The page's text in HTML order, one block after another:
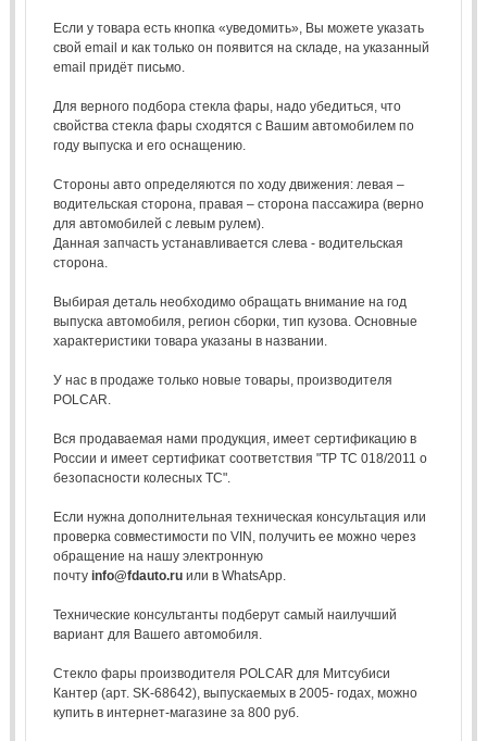
Если у товара есть кнопка «уведомить», Вы можете указать
свой email и как только он появится на складе, на указанный
email придёт письмо.
Для верного подбора стекла фары, надо убедиться, что
свойства стекла фары сходятся с Вашим автомобилем по
году выпуска и его оснащению.
Стороны авто определяются по ходу движения: левая –
водительская сторона, правая – сторона пассажира (верно
для автомобилей с левым рулем).
Данная запчасть устанавливается слева - водительская
сторона.
Выбирая деталь необходимо обращать внимание на год
выпуска автомобиля, регион сборки, тип кузова. Основные
характеристики товара указаны в названии.
У нас в продаже только новые товары, производителя
POLCAR.
Вся продаваемая нами продукция, имеет сертификацию в
России и имеет сертификат соответствия "ТР ТС 018/2011 о
безопасности колесных ТС".
Если нужна дополнительная техническая консультация или
проверка совместимости по VIN, получить ее можно через
обращение на нашу электронную
почту info@fdauto.ruили в WhatsApp.
Технические консультанты подберут самый наилучший
вариант для Вашего автомобиля.
Стекло фары производителя POLCAR для Митсубиси
Кантер (арт. SK-68642), выпускаемых в 2005- годах, можно
купить в интернет-магазине за 800 руб.